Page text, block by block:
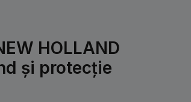
HOLLAND
și protecție